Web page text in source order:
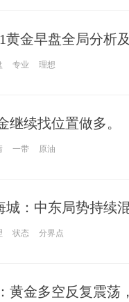
黄金早盘全局分析
专业 理想
继续找位置做多。
一带 原油
：中东局势持续
状态 分界点
黄金多空反复震荡